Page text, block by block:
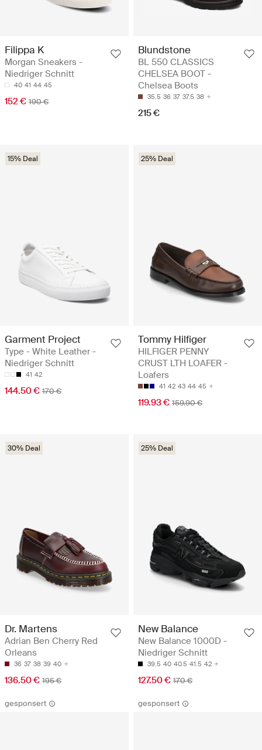
Filippa K
Morgan Sneakers -
Niedriger Schnitt
40 41 44 45
152 € 190 €
Blundstone
BL 550 CLASSICS
CHELSEA BOOT -
Chelsea Boots
35.5 36 37 37.5 38
215 €
15% Deal
Garment Project
Type - White Leather -
Niedriger Schnitt
41 42
144.50 € 170 €
25% Deal
Tommy Hilfiger
HILFIGER PENNY
CRUST LTH LOAFER -
Loafers
41 42 43 44 45
119.93 € 159.90 €
30% Deal
Dr. Martens
Adrian Ben Cherry Red
Orleans
36 37 38 39 40
136.50 € 195 €
25% Deal
New Balance
New Balance 1000D -
Niedriger Schnitt
39.5 40 40.5 41.5 42
127.50 € 170 €
gesponsert gesponsert